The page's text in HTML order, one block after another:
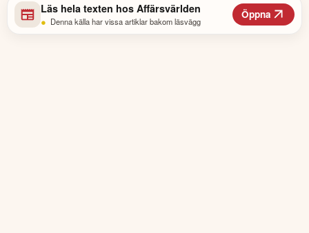
Läs hela texten hos Affärsvärlden
• Denna källa har vissa artiklar bakom läsvägg
Öppna